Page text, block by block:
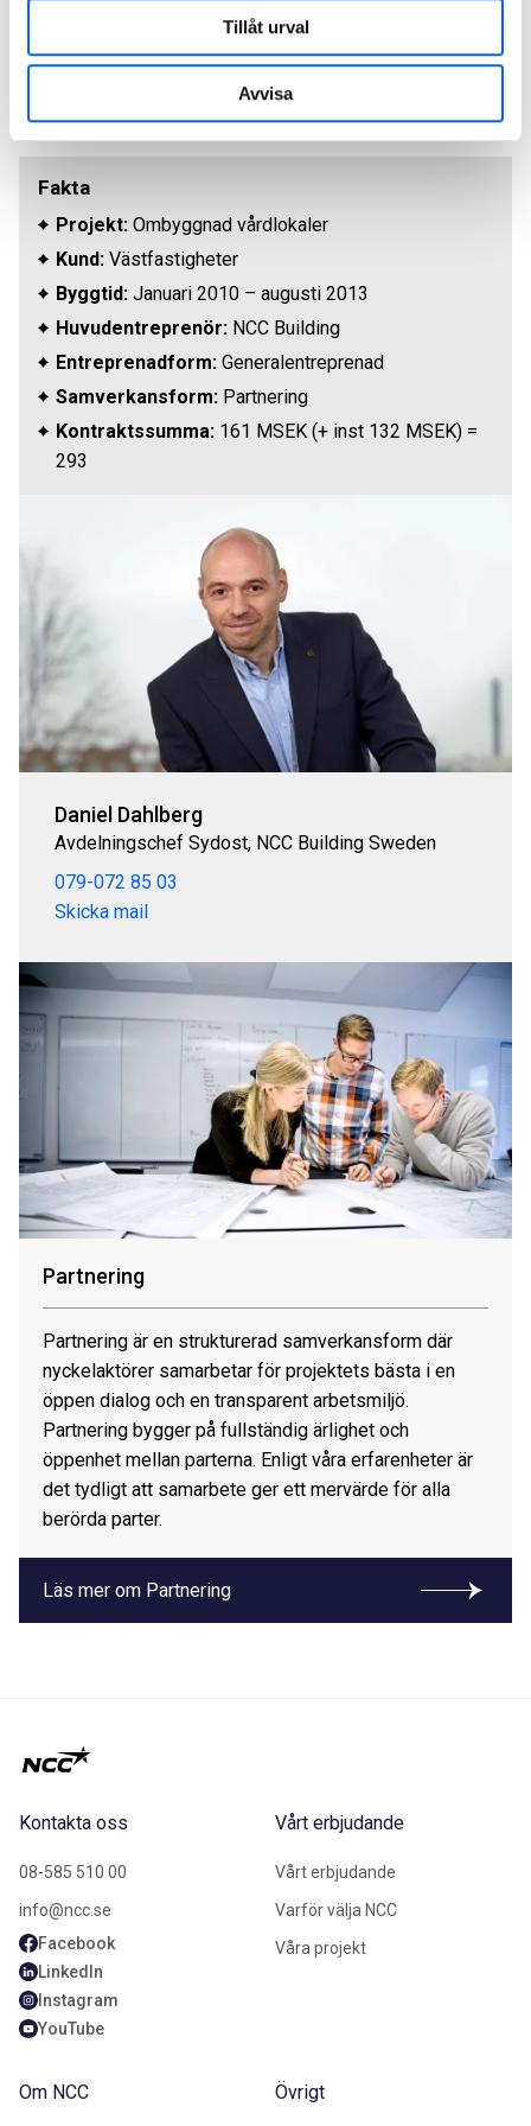
Tillåt urval
Avvisa
framgångsfaktorerna i projektet
Henrik Bergman, Affärsansvarig Sjukhus, NCC Building
Fakta
Projekt: Ombyggnad vårdlokaler
Kund: Västfastigheter
Byggtid: Januari 2010 – augusti 2013
Huvudentreprenör: NCC Building
Entreprenadform: Generalentreprenad
Samverkansform: Partnering
Kontraktssumma: 161 MSEK (+ inst 132 MSEK) =
293
Daniel Dahlberg
Avdelningschef Sydost, NCC Building Sweden
079-072 85 03
Skicka mail
Partnering
Partnering är en strukturerad samverkansform där
nyckelaktörer samarbetar för projektets bästa i en
öppen dialog och en transparent arbetsmiljö.
Partnering bygger på fullständig ärlighet och
öppenhet mellan parterna. Enligt våra erfarenheter är
det tydligt att samarbete ger ett mervärde för alla
berörda parter.
Läs mer om Partnering
Kontakta oss
08-585 510 00
info@ncc.se
Facebook
LinkedIn
Instagram
YouTube
Vårt erbjudande
Vårt erbjudande
Varför välja NCC
Våra projekt
Om NCC Övrigt